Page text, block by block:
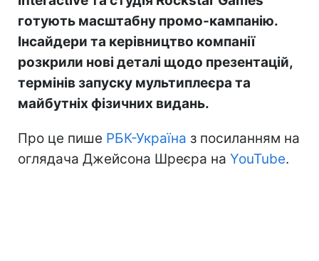
готують масштабну промо-кампанію.
Інсайдери та керівництво компанії
розкрили нові деталі щодо презентацій,
термінів запуску мультиплеєра та
майбутніх фізичних видань.
Про це пише РБК-Україна з посиланням на
оглядача Джейсона Шреєра на YouTube.